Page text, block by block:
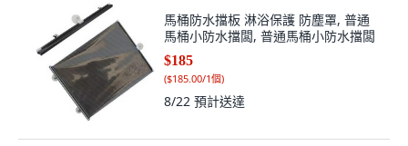
馬桶防水擋板 淋浴保護 防塵罩, 普通
馬桶小防水擋闆, 普通馬桶小防水擋闆
$185
($185.00/1個)
8/22 預計送達